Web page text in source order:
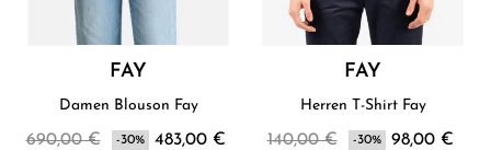
FAY
Damen Blouson Fay
690,00 € -30% 483,00 €
FAY
Herren T-Shirt Fay
140,00 € -30% 98,00 €